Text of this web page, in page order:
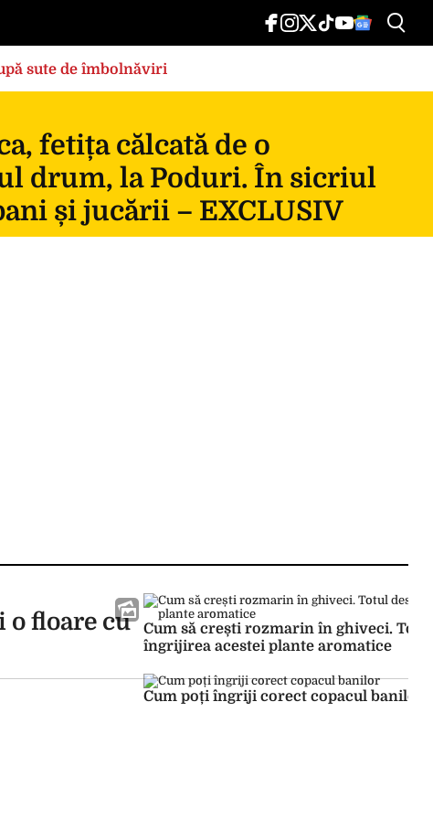
sute de îmbolnăviri
fetița călcată de o
drum, la Poduri. În sicriul
și jucării – EXCLUSIV
o floare cu
Cum să crești rozmarin în ghiveci.
îngrijirea acestei plante aromatice
Cum poți îngriji corect copacul banilor